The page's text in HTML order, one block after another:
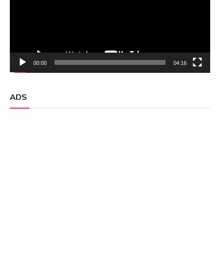
00:00 04:16
ADS